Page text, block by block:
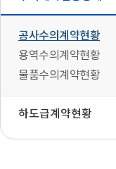
공사수의계약현황
용역수의계약현황
물품수의계약현황
하도급계약현황